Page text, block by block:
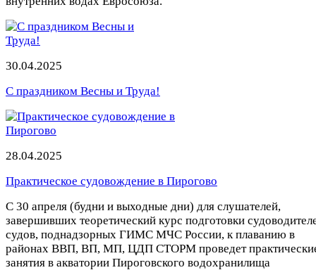
30.04.2025
С праздником Весны и Труда!
28.04.2025
Практическое судовождение в Пирогово
С 30 апреля (будни и выходные дни) для слушателей,
завершивших теоретический курс подготовки
судов, поднадзорных ГИМС МЧС России, к плаванию в
районах ВВП, ВП, МП, ЦДП СТОРМ проведет
занятия в акватории Пироговского водохранилища